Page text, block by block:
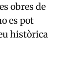
obres de
es pot
històrica